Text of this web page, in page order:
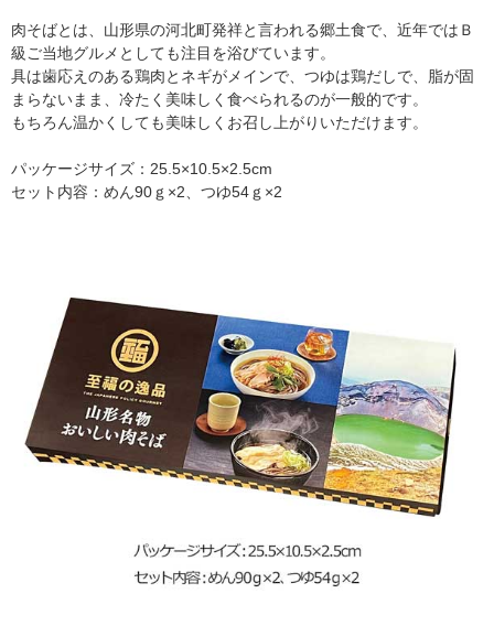
肉そばとは、山形県の河北町発祥と言われる郷土食で、近年ではＢ
級ご当地グルメとしても注目を浴びています。
具は歯応えのある鶏肉とネギがメインで、つゆは鶏だしで、脂が固
まらないまま、冷たく美味しく食べられるのが一般的です。
もちろん温かくしても美味しくお召し上がりいただけます。
パッケージサイズ：25.5×10.5×2.5cm
セット内容：めん90ｇ×2、つゆ54ｇ×2